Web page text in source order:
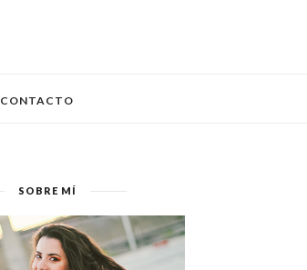
CONTACTO
SOBRE MÍ